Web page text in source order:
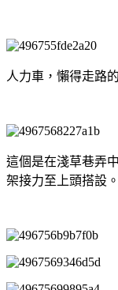
人力車，懶得走路
這個是在淺草巷弄
架接力至上頭搭設。